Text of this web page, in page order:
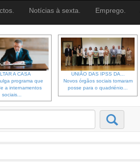
Notícias à sexta. Emprego.
A CASA
programa que
a internamentos
sociais...
UNIÃO DAS IPSS DA...
Novos órgãos sociais tomaram
posse para o quadriénio...